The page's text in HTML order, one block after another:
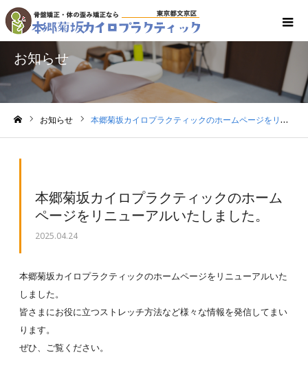
お知らせ
お知らせ 本郷菊坂カイロプラクティックのホームページをリニューアルいたしました。
本郷菊坂カイロプラクティックのホーム
ページをリニューアルいたしました。
2025.04.24
本郷菊坂カイロプラクティックのホームページをリニューアルいた
しました。
皆さまにお役に立つストレッチ方法など様々な情報を発信してまい
ります。
ぜひ、ご覧ください。